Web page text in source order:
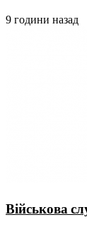
9 години назад
Військова